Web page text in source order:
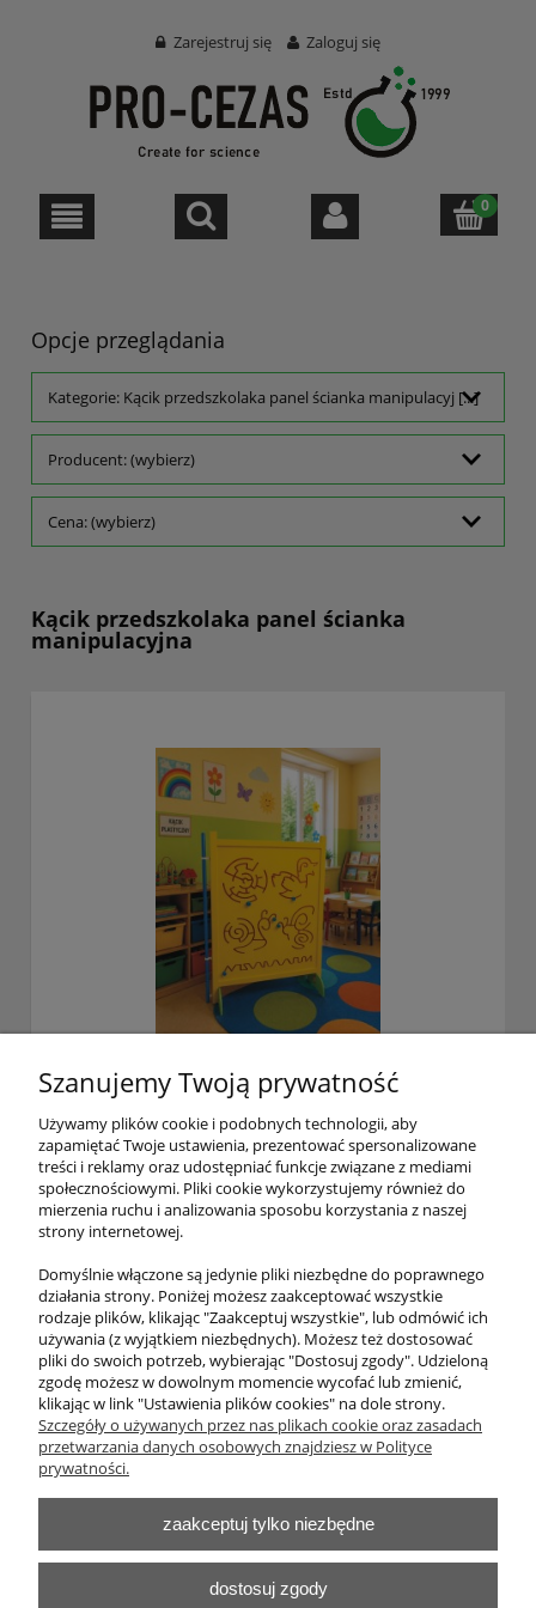
Zarejestruj się Zaloguj się
Opcje przeglądania
Kategorie: Kącik przedszkolaka panel ścianka manipulacyj [...]
Producent: (wybierz)
Cena: (wybierz)
Kącik przedszkolaka panel ścianka
manipulacyjna
Kącik przedszkolaka panel ścianka
manipulacyjna
1 107,00 zł
zawiera 23% VAT, bez kosztów dostawy
do koszyka
O nas
Pomoc
Moje konto
Szanujemy Twoją prywatność
Używamy plików cookie i podobnych technologii, aby
zapamiętać Twoje ustawienia, prezentować spersonalizowane
treści i reklamy oraz udostępniać funkcje związane z mediami
społecznościowymi. Pliki cookie wykorzystujemy również do
mierzenia ruchu i analizowania sposobu korzystania z naszej
strony internetowej.
Domyślnie włączone są jedynie pliki niezbędne do poprawnego
działania strony. Poniżej możesz zaakceptować wszystkie
rodzaje plików, klikając "Zaakceptuj wszystkie", lub odmówić ich
używania (z wyjątkiem niezbędnych). Możesz też dostosować
pliki do swoich potrzeb, wybierając "Dostosuj zgody". Udzieloną
zgodę możesz w dowolnym momencie wycofać lub zmienić,
klikając w link "Ustawienia plików cookies" na dole strony.
Szczegóły o używanych przez nas plikach cookie oraz zasadach
przetwarzania danych osobowych znajdziesz w Polityce
prywatności.
zaakceptuj tylko niezbędne
dostosuj zgody